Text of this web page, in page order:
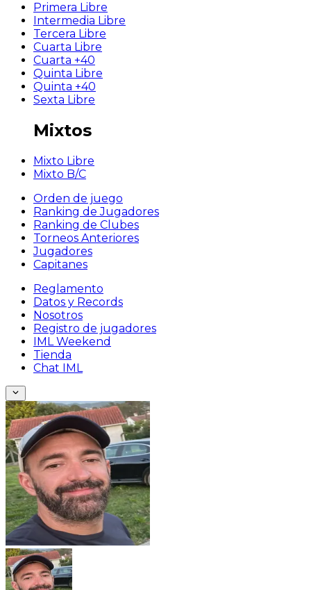
Primera Libre
Intermedia Libre
Tercera Libre
Cuarta Libre
Cuarta +40
Quinta Libre
Quinta +40
Sexta Libre
Mixtos
Mixto Libre
Mixto B/C
Orden de juego
Ranking de Jugadores
Ranking de Clubes
Torneos Anteriores
Jugadores
Capitanes
Reglamento
Datos y Records
Nosotros
Registro de jugadores
IML Weekend
Tienda
Chat IML